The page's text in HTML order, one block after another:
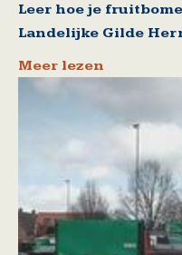
Leer hoe je
Landelijke Gilde
Meer lezen